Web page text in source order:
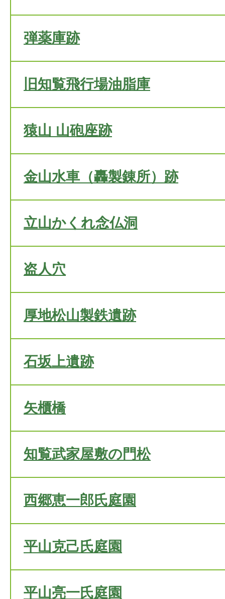
弾薬庫跡
旧知覧飛行場油脂庫
猿山 山砲座跡
金山水車（轟製錬所）跡
立山かくれ念仏洞
盗人穴
厚地松山製鉄遺跡
石坂上遺跡
矢櫃橋
知覧武家屋敷の門松
西郷恵一郎氏庭園
平山克己氏庭園
平山亮一氏庭園